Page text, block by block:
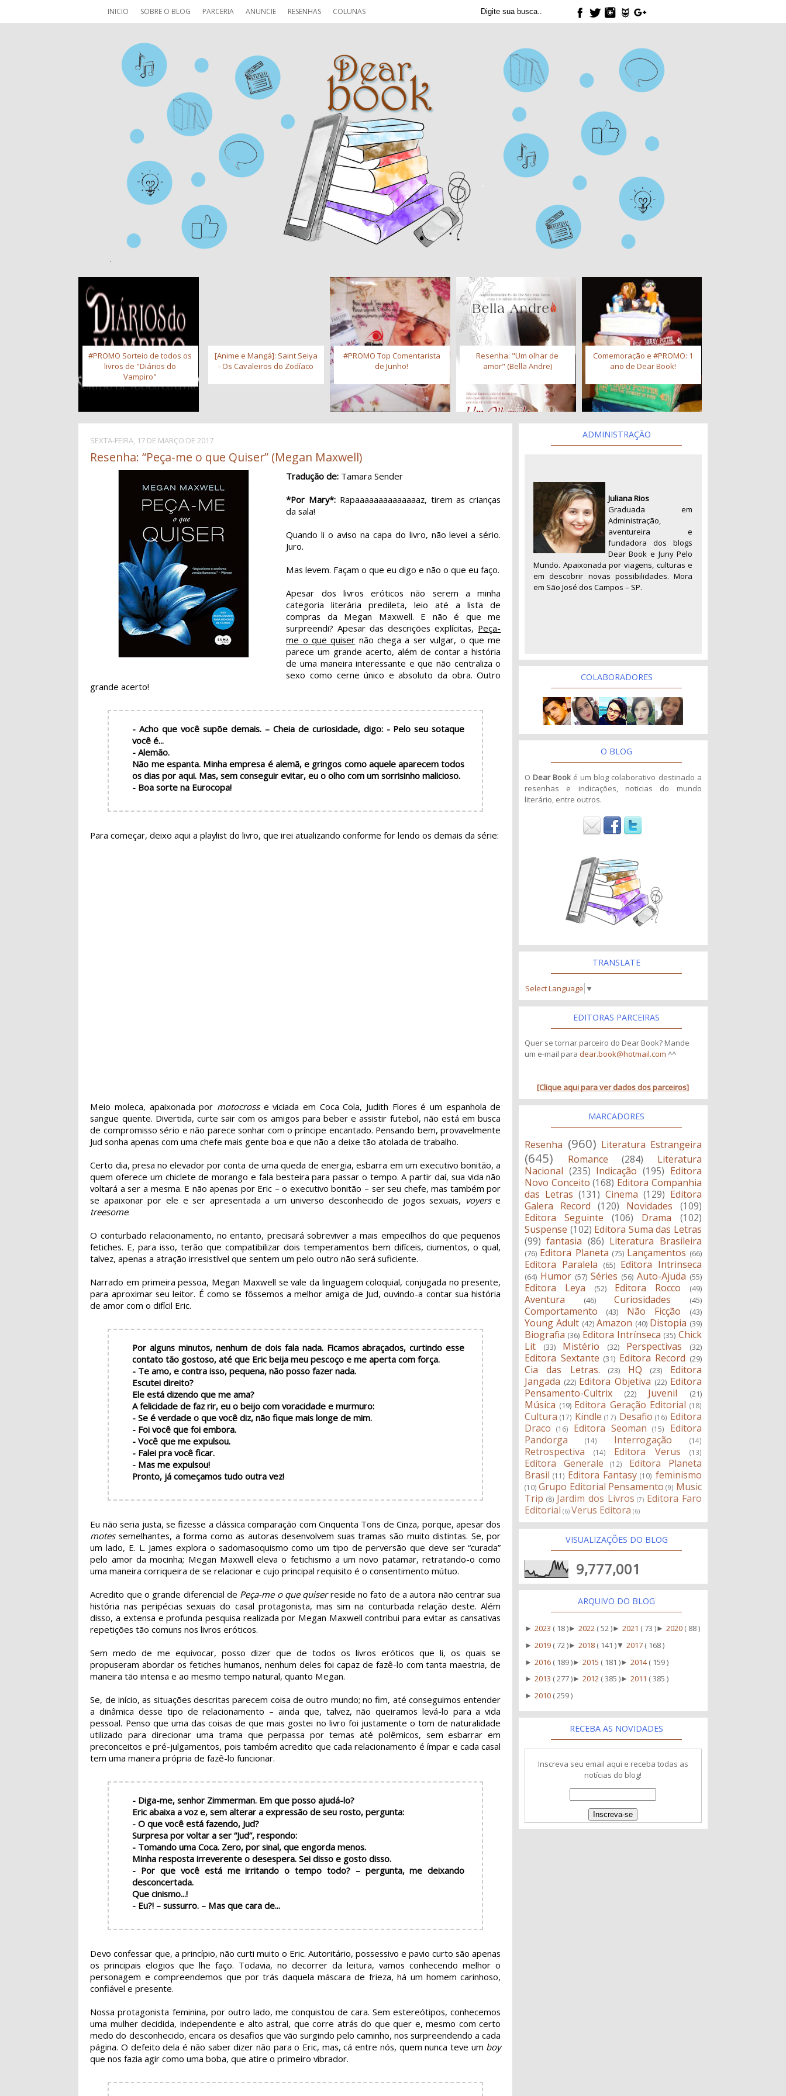
INICIO SOBRE O BLOG PARCERIA ANUNCIE RESENHAS COLUNAS
#PROMO Sorteio de todos os
livros de "Diários do
Vampiro"
[Anime e Mangá]: Saint Seiya
- Os Cavaleiros do Zodíaco
#PROMO Top Comentarista
de Junho!
Resenha: "Um olhar de
amor" (Bella Andre)
Comemoração e #PROMO: 1
ano de Dear Book!
SEXTA-FEIRA, 17 DE MARÇO DE 2017
Resenha: “Peça-me o que Quiser” (Megan Maxwell)
Tradução de: Tamara Sender
*Por Mary*: Rapaaaaaaaaaaaaaaz, tirem as crianças
da sala!
Quando li o aviso na capa do livro, não levei a sério.
Juro.
Mas levem. Façam o que eu digo e não o que eu faço.
Apesar dos livros eróticos não serem a minha
categoria literária predileta, leio até a lista de
compras da Megan Maxwell. E não é que me
surpreendi? Apesar das descrições explícitas, Peça-
me o que quiser não chega a ser vulgar, o que me
parece um grande acerto, além de contar a história
de uma maneira interessante e que não centraliza o
sexo como cerne único e absoluto da obra. Outro
grande acerto!
- Acho que você supõe demais. – Cheia de curiosidade, digo: - Pelo seu sotaque
você é...
- Alemão.
Não me espanta. Minha empresa é alemã, e gringos como aquele aparecem todos
os dias por aqui. Mas, sem conseguir evitar, eu o olho com um sorrisinho malicioso.
- Boa sorte na Eurocopa!
Para começar, deixo aqui a playlist do livro, que irei atualizando conforme for lendo os demais da série:
Meio moleca, apaixonada por motocrosse viciada em Coca Cola, Judith Flores é um espanhola de
sangue quente. Divertida, curte sair com os amigos para beber e assistir futebol, não está em busca
de compromisso sério e não parece sonhar com o príncipe encantado. Pensando bem, provavelmente
Jud sonha apenas com uma chefe mais gente boa e que não a deixe tão atolada de trabalho.
Certo dia, presa no elevador por conta de uma queda de energia, esbarra em um executivo bonitão, a
quem oferece um chiclete de morango e fala besteira para passar o tempo. A partir daí, sua vida não
voltará a ser a mesma. E não apenas por Eric – o executivo bonitão – ser seu chefe, mas também por
se apaixonar por ele e ser apresentada a um universo desconhecido de jogos sexuais, voyerse
treesome.
O conturbado relacionamento, no entanto, precisará sobreviver a mais empecilhos do que pequenos
fetiches. E, para isso, terão que compatibilizar dois temperamentos bem difíceis, ciumentos, o qual,
talvez, apenas a atração irresistível que sentem um pelo outro não será suficiente.
Narrado em primeira pessoa, Megan Maxwell se vale da linguagem coloquial, conjugada no presente,
para aproximar seu leitor. É como se fôssemos a melhor amiga de Jud, ouvindo-a contar sua história
de amor com o difícil Eric.
Por alguns minutos, nenhum de dois fala nada. Ficamos abraçados, curtindo esse
contato tão gostoso, até que Eric beija meu pescoço e me aperta com força.
- Te amo, e contra isso, pequena, não posso fazer nada.
Escutei direito?
Ele está dizendo que me ama?
A felicidade de faz rir, eu o beijo com voracidade e murmuro:
- Se é verdade o que você diz, não fique mais longe de mim.
- Foi você que foi embora.
- Você que me expulsou.
- Falei pra você ficar.
- Mas me expulsou!
Pronto, já começamos tudo outra vez!
Eu não seria justa, se fizesse a clássica comparação com Cinquenta Tons de Cinza, porque, apesar dos
motessemelhantes, a forma como as autoras desenvolvem suas tramas são muito distintas. Se, por
um lado, E. L. James explora o sadomasoquismo como um tipo de perversão que deve ser “curada”
pelo amor da mocinha; Megan Maxwell eleva o fetichismo a um novo patamar, retratando-o como
uma maneira corriqueira de se relacionar e cujo principal requisito é o consentimento mútuo.
Acredito que o grande diferencial de Peça-me o que quiserreside no fato de a autora não centrar sua
história nas peripécias sexuais do casal protagonista, mas sim na conturbada relação deste. Além
disso, a extensa e profunda pesquisa realizada por Megan Maxwell contribui para evitar as cansativas
repetições tão comuns nos livros eróticos.
Sem medo de me equivocar, posso dizer que de todos os livros eróticos que li, os quais se
propuseram abordar os fetiches humanos, nenhum deles foi capaz de fazê-lo com tanta maestria, de
maneira tão intensa e ao mesmo tempo natural, quanto Megan.
Se, de início, as situações descritas parecem coisa de outro mundo; no fim, até conseguimos entender
a dinâmica desse tipo de relacionamento – ainda que, talvez, não queiramos levá-lo para a vida
pessoal. Penso que uma das coisas de que mais gostei no livro foi justamente o tom de naturalidade
utilizado para direcionar uma trama que perpassa por temas até polêmicos, sem esbarrar em
preconceitos e pré-julgamentos, pois também acredito que cada relacionamento é ímpar e cada casal
tem uma maneira própria de fazê-lo funcionar.
- Diga-me, senhor Zimmerman. Em que posso ajudá-lo?
Eric abaixa a voz e, sem alterar a expressão de seu rosto, pergunta:
- O que você está fazendo, Jud?
Surpresa por voltar a ser “Jud”, respondo:
- Tomando uma Coca. Zero, por sinal, que engorda menos.
Minha resposta irreverente o desespera. Sei disso e gosto disso.
- Por que você está me irritando o tempo todo? – pergunta, me deixando
desconcertada.
Que cinismo...!
- Eu?! – sussurro. – Mas que cara de...
Devo confessar que, a princípio, não curti muito o Eric. Autoritário, possessivo e pavio curto são apenas
os principais elogios que lhe faço. Todavia, no decorrer da leitura, vamos conhecendo melhor o
personagem e compreendemos que por trás daquela máscara de frieza, há um homem carinhoso,
confiável e presente.
Nossa protagonista feminina, por outro lado, me conquistou de cara. Sem estereótipos, conhecemos
uma mulher decidida, independente e alto astral, que corre atrás do que quer e, mesmo com certo
medo do desconhecido, encara os desafios que vão surgindo pelo caminho, nos surpreendendo a cada
página. O defeito dela é não saber dizer não para o Eric, mas, cá entre nós, quem nunca teve um boy
que nos fazia agir como uma boba, que atire o primeiro vibrador.
ADMINISTRAÇÃO
Juliana Rios
Graduada em
Administração,
aventureira e
fundadora dos blogs
Dear Book e Juny Pelo
Mundo. Apaixonada por viagens, culturas e
em descobrir novas possibilidades. Mora
em São José dos Campos – SP.
COLABORADORES
O BLOG
O Dear Book é um blog colaborativo destinado a
resenhas e indicações, noticias do mundo
literário, entre outros.
TRANSLATE
Select Language ▼
EDITORAS PARCEIRAS
Quer se tornar parceiro do Dear Book? Mande
um e-mail para dear.book@hotmail.com ^^
[Clique aqui para ver dados dos parceiros]
MARCADORES
Resenha (960) Literatura Estrangeira
(645) Romance (284)
Literatura
Nacional (235) Indicação (195) Editora
Novo Conceito (168) Editora Companhia
das Letras (131) Cinema (129) Editora
Galera Record
(120) Novidades
(109)
Editora Seguinte
(106) Drama
(102)
Suspense (102) Editora Suma das Letras
(99) fantasia (86) Literatura Brasileira
(76) Editora Planeta (75) Lançamentos (66)
Editora Paralela (65) Editora Intrinseca
(64) Humor (57) Séries (56) Auto-Ajuda (55)
Editora Leya (52) Editora Rocco (49)
Aventura (46) Curiosidades (45)
Comportamento (43) Não Ficção (43)
Young Adult (42) Amazon (40) Distopia (39)
Biografia (36) Editora Intrínseca (35) Chick
Lit
(33) Mistério (32) Perspectivas (32)
Editora Sextante (31) Editora Record (29)
Cia das Letras. (23) HQ (23)
Editora
Jangada (22) Editora Objetiva (22) Editora
Pensamento-Cultrix
(22) Juvenil (21)
Música (19) Editora Geração Editorial (18)
Cultura (17) Kindle (17) Desafio (16) Editora
Draco
(16) Editora Seoman (15)
Editora
Pandorga
(14) Interrogação (14)
Retrospectiva (14) Editora Verus (13)
Editora Generale (12)
Editora Planeta
Brasil (11) Editora Fantasy (10) feminismo
(10) Grupo Editorial Pensamento (9) Music
Trip (8) Jardim dos Livros (7) Editora Faro
Editorial (6) Verus Editora (6)
VISUALIZAÇÕES DO BLOG
9,777,001
ARQUIVO DO BLOG
►2023 ( 18 )►2022 ( 52 )►2021 ( 73 )►2020 ( 88 )
►2019 ( 72 )►2018 ( 141 ) ▼2017 ( 168 )
►2016 ( 189 )►2015 ( 181 )►2014( 159 )
►2013 ( 277 )►2012 ( 385 )►2011 ( 385 )
►2010 ( 259 )
RECEBA AS NOVIDADES
Inscreva seu email aqui e receba todas as
notícias do blog!